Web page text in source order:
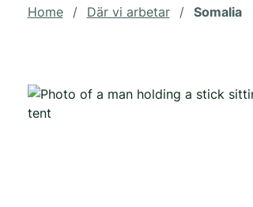
Home / Där vi arbetar / Somalia